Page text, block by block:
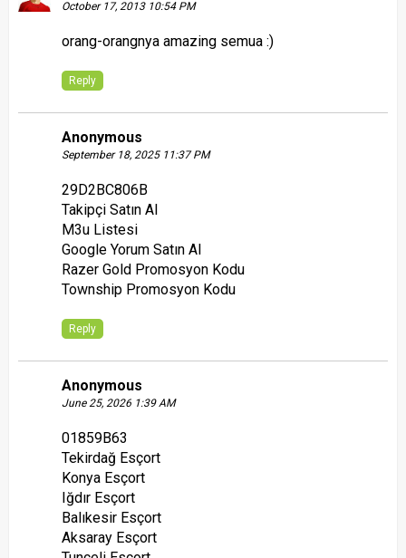
October 17, 2013 10:54 PM
orang-orangnya amazing semua :)
Reply
Anonymous
September 18, 2025 11:37 PM
29D2BC806B
Takipçi Satın Al
M3u Listesi
Google Yorum Satın Al
Razer Gold Promosyon Kodu
Township Promosyon Kodu
Reply
Anonymous
June 25, 2026 1:39 AM
01859B63
Tekirdağ Esçort
Konya Esçort
Iğdır Esçort
Balıkesir Esçort
Aksaray Esçort